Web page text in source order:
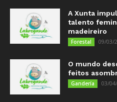
A Xunta
talento
madeireiro
Forestal 09/03/
O mundo
feitos
Gandería 03/